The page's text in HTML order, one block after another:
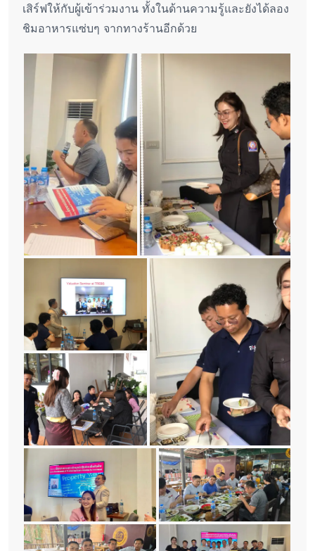
เสิร์ฟให้กับผู้เข้าร่วมงาน ทั้งในด้านความรู้และยังได้ลอง
ชิมอาหารแซ่บๆ จากทางร้านอีกด้วย